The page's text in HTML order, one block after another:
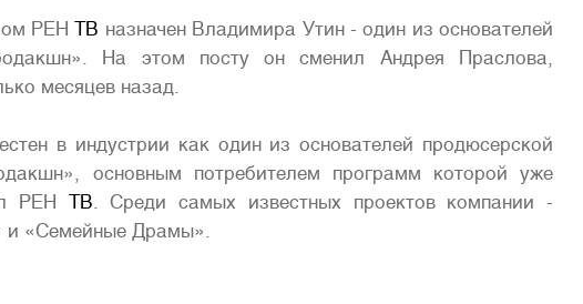
РЕНТВ назначен Владимира Утин - один из основателей
На этом посту он сменил Андрея Праслова,
месяцев назад.
в индустрии как один из основателей продюсерской
основным потребителем программ которой уже
РЕН ТВ. Среди самых известных проектов компании -
и «Семейные Драмы».